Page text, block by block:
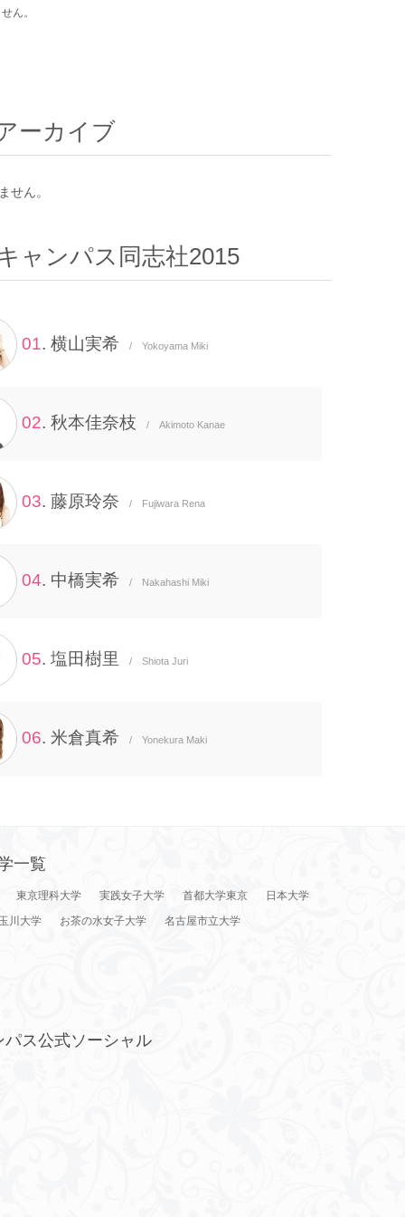
ん。
ーカイブ
せん。
ャンパス同志社2015
01. 横山実希 / Yokoyama Miki
02. 秋本佳奈枝 / Akimoto Kanae
03. 藤原玲奈 / Fujiwara Rena
04. 中橋実希 / Nakahashi Miki
05. 塩田樹里 / Shiota Juri
06. 米倉真希 / Yonekura Maki
一覧
東京理科大学 実践女子大学 首都大学東京
日本大学
川大学
お茶の水女子大学 名古屋市立大学
ス公式ソーシャル